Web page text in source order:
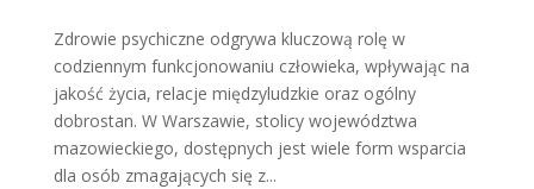
Zdrowie psychiczne odgrywa kluczową rolę w
codziennym funkcjonowaniu człowieka, wpływając na
jakość życia, relacje międzyludzkie oraz ogólny
dobrostan. W Warszawie, stolicy województwa
mazowieckiego, dostępnych jest wiele form wsparcia
dla osób zmagających się z...